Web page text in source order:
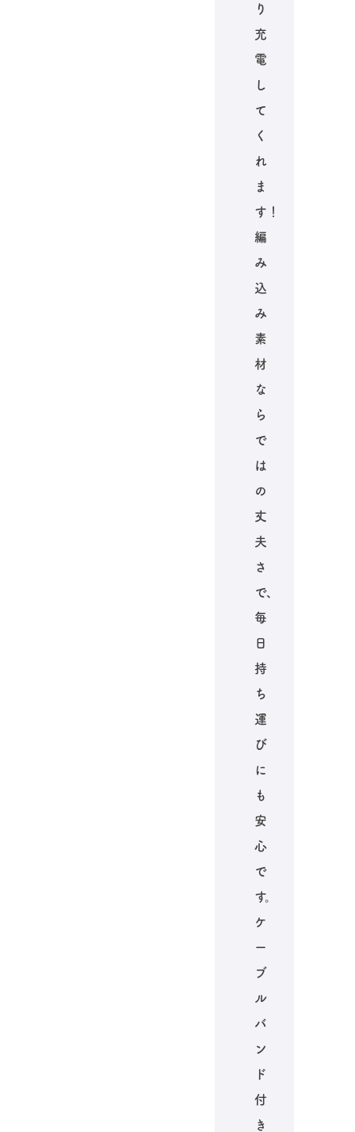
り
充
電
し
て
く
れ
ま
す！
編
み
込
み
素
材
な
ら
で
は
の
丈
夫
さ
で、
毎
日
持
ち
運
び
に
も
安
心
で
す。
ケ
ー
ブ
ル
バ
ン
ド
付
き